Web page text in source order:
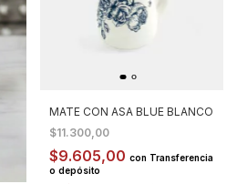
MATE CON ASA BLUE BLANCO
$11.300,00
$9.605,00 con Transferencia
o depósito